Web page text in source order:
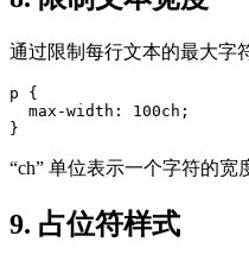
通过限制每行文本的最大字
p {
max-width: 100ch;
}
“ch” 单位表示一个字符的宽
9. 占位符样式